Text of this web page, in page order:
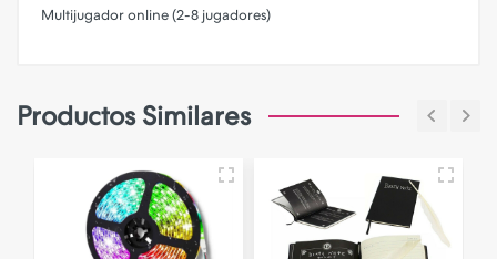
Multijugador online (2-8 jugadores)
Productos Similares